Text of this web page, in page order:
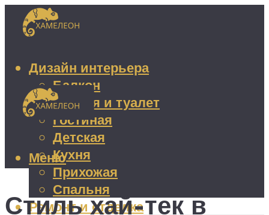
Дизайн интерьера
Балкон
Ванная и туалет
Гостиная
Детская
Кухня
Прихожая
Спальня
Ремонт и отделка
Меню
Стиль хай-тек в